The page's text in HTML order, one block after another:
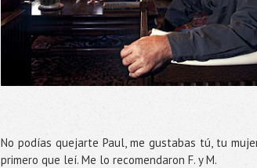
No podías quejarte Paul, me gustabas tú, tu
primero que leí. Me lo recomendaron F. y M.